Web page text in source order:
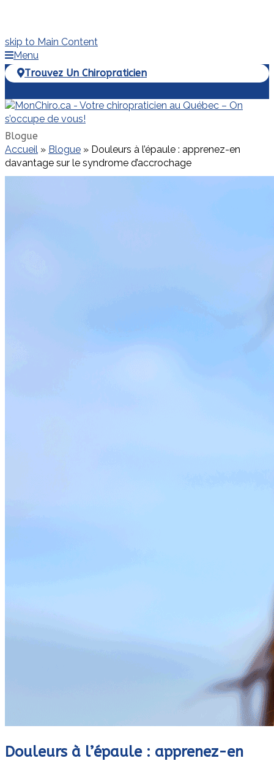
skip to Main Content
Menu
Trouvez Un Chiropraticien
Blogue
Accueil » Blogue » Douleurs à l’épaule : apprenez-en
davantage sur le syndrome d’accrochage
Douleurs à l’épaule : apprenez-en